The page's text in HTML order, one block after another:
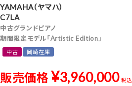
YAMAHA（ヤマハ）
C7LA
中古グランドピアノ
期間限定モデル「Artistic Edition」
中古 岡崎在庫
販売価格 ¥3,960,000 税込